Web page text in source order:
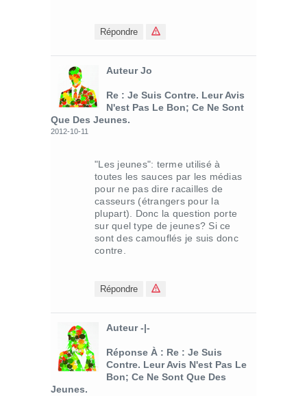
Répondre
Auteur Jo
Re : Je Suis Contre. Leur Avis
N'est Pas Le Bon; Ce Ne Sont
Que Des Jeunes.
2012-10-11
"Les jeunes": terme utilisé à
toutes les sauces par les médias
pour ne pas dire racailles de
casseurs (étrangers pour la
plupart). Donc la question porte
sur quel type de jeunes? Si ce
sont des camouflés je suis donc
contre.
Répondre
Auteur -|-
Réponse À : Re : Je Suis
Contre. Leur Avis N'est Pas Le
Bon; Ce Ne Sont Que Des
Jeunes.